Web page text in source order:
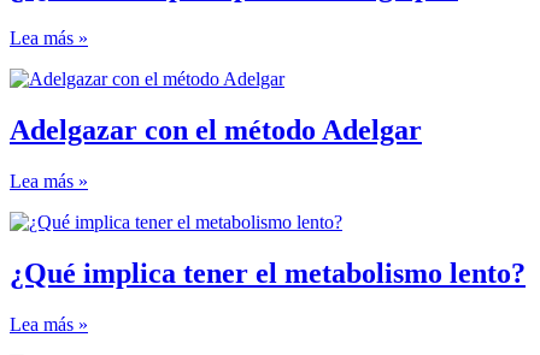
Lea más »
Adelgazar con el método Adelgar
Lea más »
¿Qué implica tener el metabolismo lento?
Lea más »